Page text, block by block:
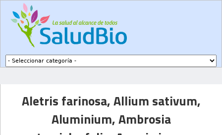
Aletris farinosa, Allium sativum,
Aluminium, Ambrosia